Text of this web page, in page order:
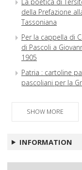
della Prefazione
Tassoniana
Per la cappella di
di Pascoli a
1905
Patria : cartoline
pascoliani per la
SHOW MORE
INFORMATION